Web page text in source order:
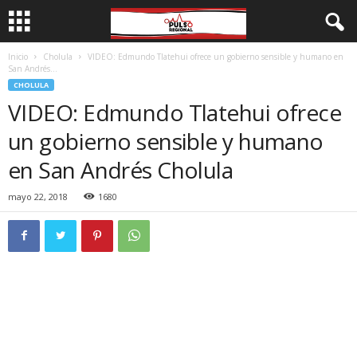
Inicio Cholula
VIDEO: Edmundo Tlatehui ofrece un gobierno sensible y humano en
San Andrés...
CHOLULA
VIDEO: Edmundo Tlatehui ofrece
un gobierno sensible y humano
en San Andrés Cholula
mayo 22, 2018 1680